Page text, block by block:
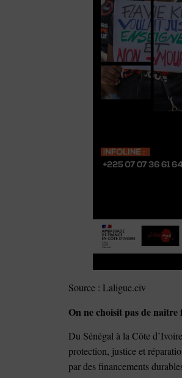
Source : Laligue.civ
On ne choisit pas de
Du Sénégal à la Côte
protection, justice et
par des financements